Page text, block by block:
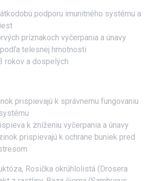
podporu imunitného systému a
príznakoch vyčerpania a únavy
telesnej hmotnosti
rokov a dospelých
prispievajú k správnemu fungovaniu
k zníženiu vyčerpania a únavy
prispievajú k ochrane buniek pred
Rosička okrúhlolistá (Drosera